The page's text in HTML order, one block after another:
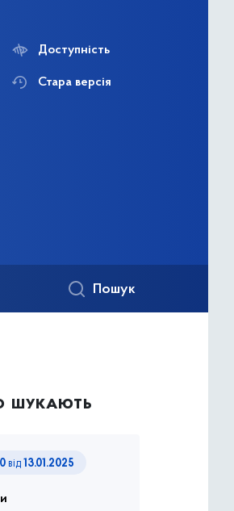
Доступність
Стара версія
Пошук
шукають
від 13.01.2025